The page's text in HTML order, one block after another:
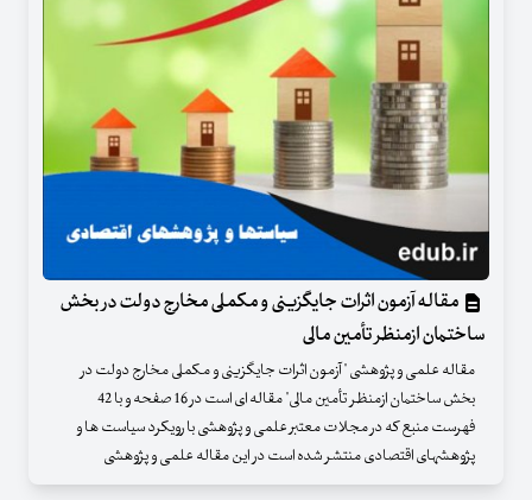
مقاله آزمون اثرات جایگزینی و مکملی مخارج دولت در بخش
ساختمان ازمنظر تأمین مالی
مقاله علمی و پژوهشی " آزمون اثرات جایگزینی و مکملی مخارج دولت در
بخش ساختمان ازمنظر تأمین مالی" مقاله ای است در 16 صفحه و با 42
فهرست منبع که در مجلات معتبر علمی و پژوهشی با رویکرد سیاست ها و
پژوهشهای اقتصادی منتشر شده است در این مقاله علمی و پژوهشی